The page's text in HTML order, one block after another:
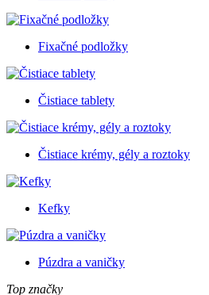
Fixačné podložky
Čistiace tablety
Čistiace krémy, gély a roztoky
Kefky
Púzdra a vaničky
Top značky